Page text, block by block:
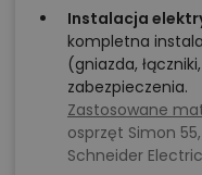
Instalacja
kompletna
(gniazda,
zabezpieczenia.
Zastosowane
osprzęt Simon
Schneider